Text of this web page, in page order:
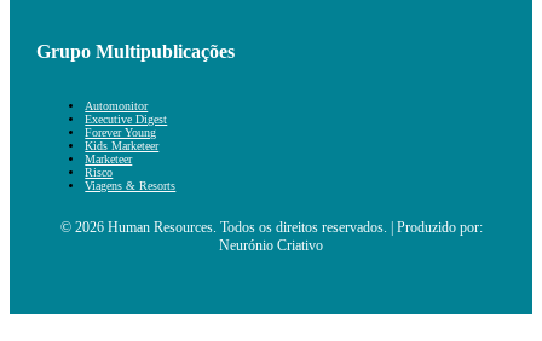
Grupo Multipublicações
Automonitor
Executive Digest
Forever Young
Kids Marketeer
Marketeer
Risco
Viagens & Resorts
© 2026 Human Resources. Todos os direitos reservados. | Produzido por:
Neurónio Criativo